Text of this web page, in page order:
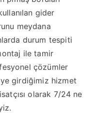
gider
meydana
durum tespiti
ile tamir
çözümler
girdiğimiz hizmet
olarak 7/24 ne